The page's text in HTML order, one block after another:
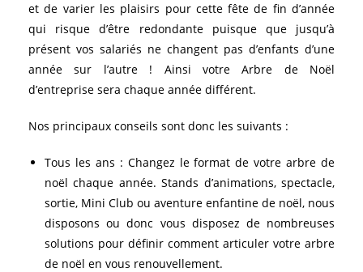
et de varier les plaisirs pour cette fête de fin d’année
qui risque d’être redondante puisque que jusqu’à
présent vos salariés ne changent pas d’enfants d’une
année sur l’autre ! Ainsi votre Arbre de Noël
d’entreprise sera chaque année différent.
Nos principaux conseils sont donc les suivants :
Tous les ans : Changez le format de votre arbre de
noël chaque année. Stands d’animations, spectacle,
sortie, Mini Club ou aventure enfantine de noël, nous
disposons ou donc vous disposez de nombreuses
solutions pour définir comment articuler votre arbre
de noël en vous renouvellement.